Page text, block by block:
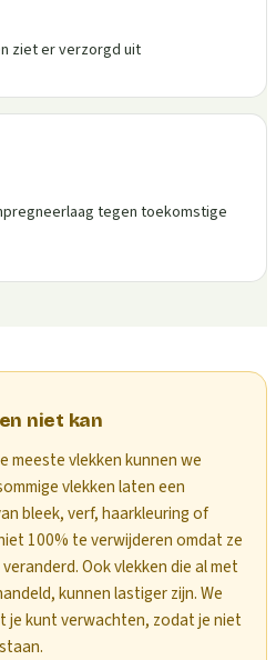
ziet er verzorgd uit
tegen toekomstige
niet kan
meeste vlekken kunnen we
vlekken laten een
bleek, verf, haarkleuring of
100% te verwijderen omdat ze
Ook vlekken die al met
kunnen lastiger zijn. We
je kunt verwachten, zodat je niet